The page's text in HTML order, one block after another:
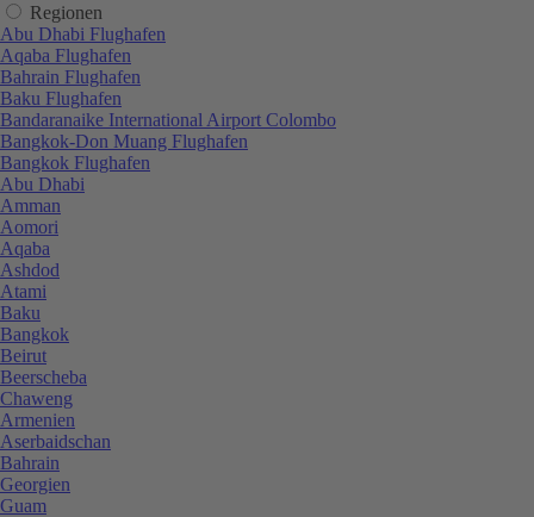
Regionen
Abu Dhabi Flughafen
Aqaba Flughafen
Bahrain Flughafen
Baku Flughafen
Bandaranaike International Airport Colombo
Bangkok-Don Muang Flughafen
Bangkok Flughafen
Abu Dhabi
Amman
Aomori
Aqaba
Ashdod
Atami
Baku
Bangkok
Beirut
Beerscheba
Chaweng
Armenien
Aserbaidschan
Bahrain
Georgien
Guam